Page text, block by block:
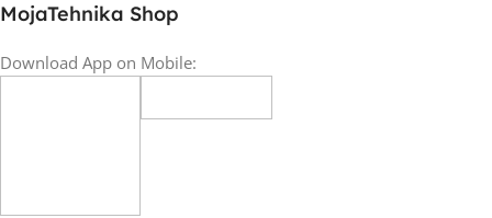
MojaTehnika Shop
Download App on Mobile: